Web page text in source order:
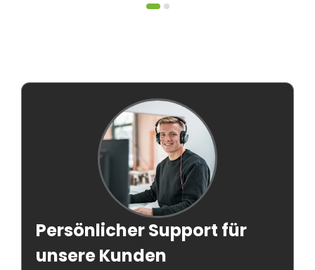
Persönlicher Support für
unsere Kunden